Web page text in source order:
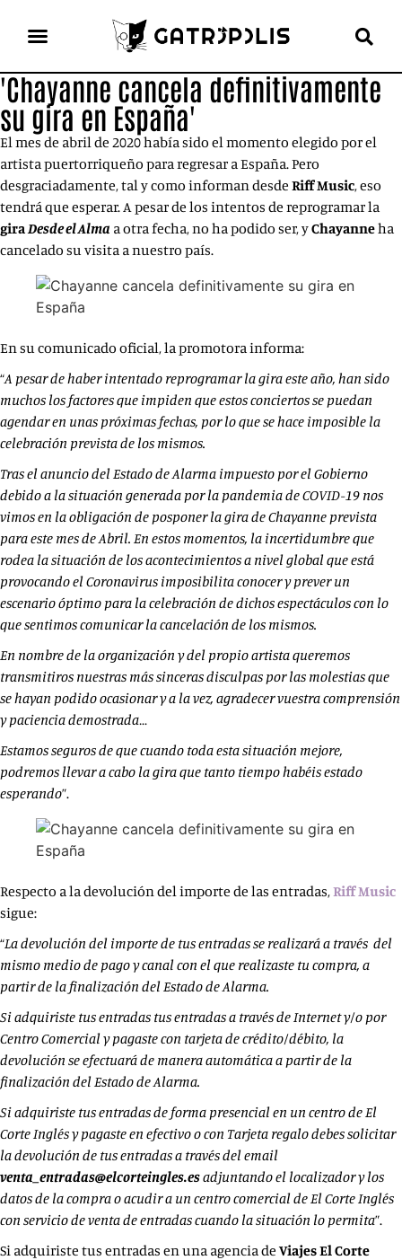
'Chayanne cancela definitivamente
su gira en España'
El mes de abril de 2020 había sido el momento elegido por el
artista puertorriqueño para regresar a España. Pero
desgraciadamente, tal y como informan desde Riff Music, eso
tendrá que esperar. A pesar de los intentos de reprogramar la
giraDesde el Alma a otra fecha, no ha podido ser, yChayanneha
cancelado su visita a nuestro país.
En su comunicado oficial, la promotora informa:
“A pesar de haber intentado reprogramar la gira este año, han sido
muchos los factores que impiden que estos conciertos se puedan
agendar en unas próximas fechas, por lo que se hace imposible la
celebración prevista de los mismos.
Tras el anuncio del Estado de Alarma impuesto por el Gobierno
debido a la situación generada por la pandemia de COVID-19 nos
vimos en la obligación de posponer la gira de Chayanne prevista
para este mes de Abril. En estos momentos, la incertidumbre que
rodea la situación de los acontecimientos a nivel global que está
provocando el Coronavirus imposibilita conocer y prever un
escenario óptimo para la celebración de dichos espectáculos con lo
que sentimos comunicar la cancelación de los mismos.
En nombre de la organización y del propio artista queremos
transmitiros nuestras más sinceras disculpas por las molestias que
se hayan podido ocasionar y a la vez, agradecer vuestra comprensión
y paciencia demostrada…
Estamos seguros de que cuando toda esta situación mejore,
podremos llevar a cabo la gira que tanto tiempo habéis estado
esperando”.
Respecto a la devolución del importe de las entradas,Riff Music
sigue:
“La devolución del importe de tus entradas se realizará a través del
mismo medio de pago y canal con el que realizaste tu compra, a
partir de la finalización del Estado de Alarma.
Si adquiriste tus entradas tus entradas a través de Internet y/o por
Centro Comercial y pagaste con tarjeta de crédito/débito, la
devolución se efectuará de manera automática a partir de la
finalización del Estado de Alarma.
Si adquiriste tus entradas de forma presencial en un centro de El
Corte Inglés y pagaste en efectivo o con Tarjeta regalo debes solicitar
la devolución de tus entradas a través del email
venta_entradas@elcorteingles.esadjuntando el localizador y los
datos de la compra o acudir a un centro comercial de El Corte Inglés
con servicio de venta de entradas cuando la situación lo permita”.
Si adquiriste tus entradas en una agencia deViajes El Corte